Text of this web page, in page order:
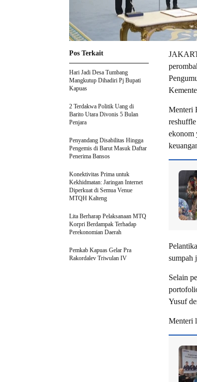
Menteri
ekonom
sumpah
Selain
Yusuf
Menteri
Pos Terkait
Hari Jadi Desa Tumbang
Mangkutup Dihadiri Pj Bupati
Kapuas
2 Terdakwa Politik Uang di
Barito Utara Divonis 5 Bulan
Penjara
Penyandang Disabilitas Hingga
Pengemis di Barut Masuk Daftar
Penerima Bansos
Konektivitas Prima untuk
Kekhidmatan: Jaringan Internet
Diperkuat di Semua Venue
MTQH Kalteng
Lita Berharap Pelaksanaan MTQ
Korpri Berdampak Terhadap
Perekonomian Daerah
Pemkab Kapuas Gelar Pra
Rakordalev Triwulan IV